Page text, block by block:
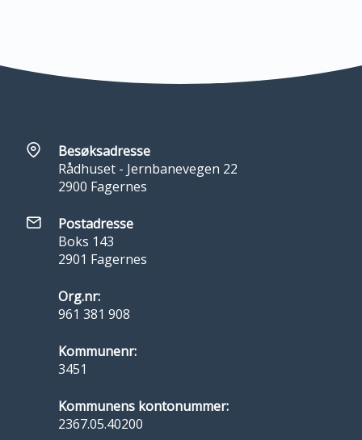
Besøksadresse
Rådhuset - Jernbanevegen 22
2900 Fagernes
Postadresse
Boks 143
2901 Fagernes
Org.nr:
961 381 908
Kommunenr:
3451
Kommunens kontonummer:
2367.05.40200